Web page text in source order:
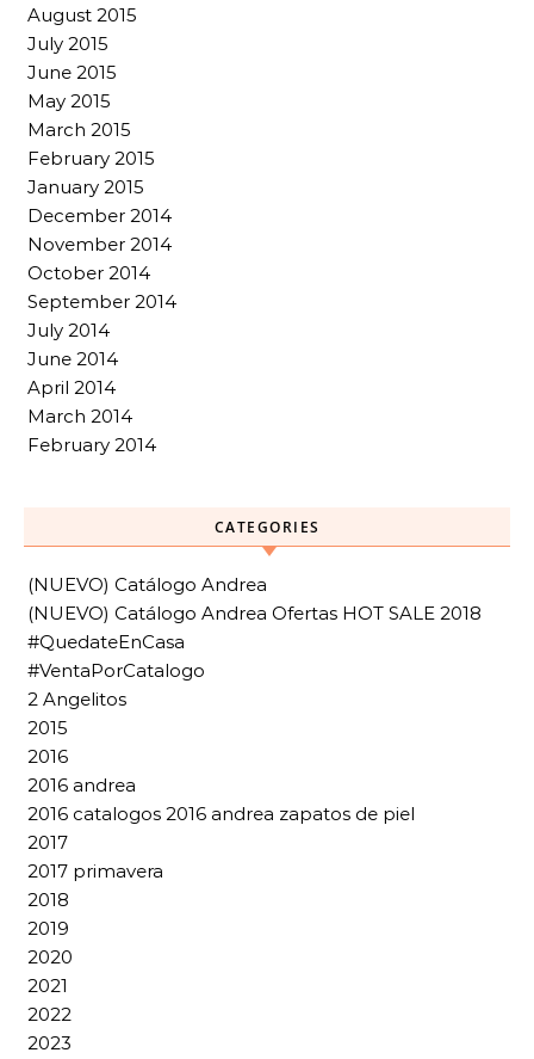
August 2015
July 2015
June 2015
May 2015
March 2015
February 2015
January 2015
December 2014
November 2014
October 2014
September 2014
July 2014
June 2014
April 2014
March 2014
February 2014
CATEGORIES
(NUEVO) Catálogo Andrea
(NUEVO) Catálogo Andrea Ofertas HOT SALE 2018
#QuedateEnCasa
#VentaPorCatalogo
2 Angelitos
2015
2016
2016 andrea
2016 catalogos 2016 andrea zapatos de piel
2017
2017 primavera
2018
2019
2020
2021
2022
2023